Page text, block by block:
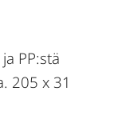
PP:stä
205 x 31